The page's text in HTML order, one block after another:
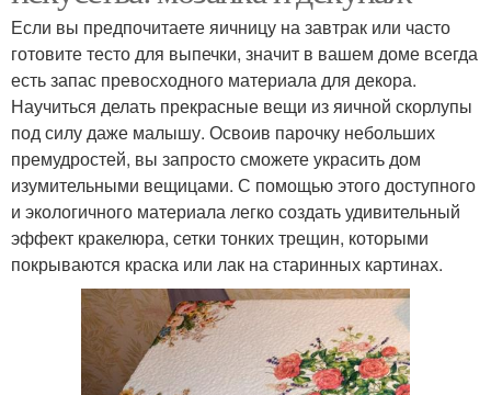
Если вы предпочитаете яичницу на завтрак или часто
готовите тесто для выпечки, значит в вашем доме всегда
есть запас превосходного материала для декора.
Научиться делать прекрасные вещи из яичной скорлупы
под силу даже малышу. Освоив парочку небольших
премудростей, вы запросто сможете украсить дом
изумительными вещицами. С помощью этого доступного
и экологичного материала легко создать удивительный
эффект кракелюра, сетки тонких трещин, которыми
покрываются краска или лак на старинных картинах.